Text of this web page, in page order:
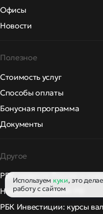
Офисы
Новости
Полезное
Стоимость услуг
Способы оплаты
Бонусная программа
Документы
Другое
РБК: новости России и мира
Новости компаний РФ
РБК Инвестиции: курсы
Используем куки, это
работу с сайтом